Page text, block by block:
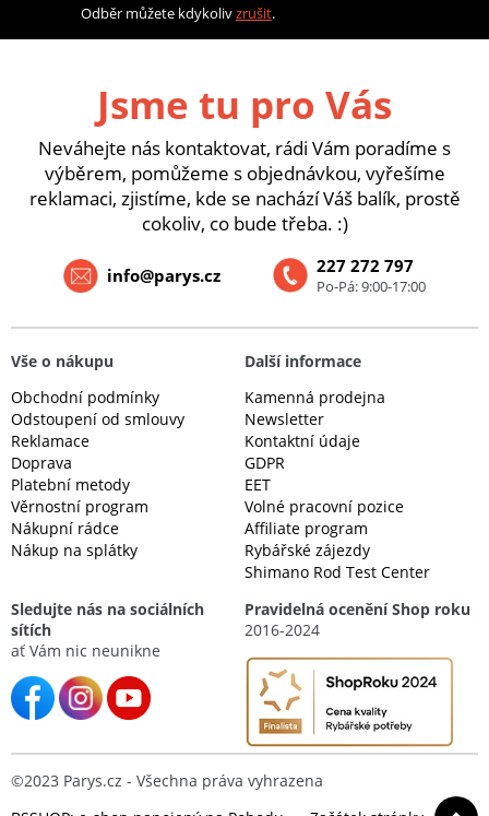
Odběr můžete kdykolivzrušit.
Jsme tu pro Vás
Neváhejte nás kontaktovat, rádi Vám poradíme s
výběrem, pomůžeme s objednávkou, vyřešíme
reklamaci, zjistíme, kde se nachází Váš balík, prostě
cokoliv, co bude třeba. :)
227 272 797
Po-Pá: 9:00-17:00
info@parys.cz
Vše o nákupu
Obchodní podmínky
Odstoupení od smlouvy
Reklamace
Doprava
Platební metody
Věrnostní program
Nákupní rádce
Nákup na splátky
Další informace
Kamenná prodejna
Newsletter
Kontaktní údaje
GDPR
EET
Volné pracovní pozice
Affiliate program
Rybářské zájezdy
Shimano Rod Test Center
Sledujte nás na sociálních
sítích
ať Vám nic neunikne
Pravidelná ocenění Shop roku
2016-2024
©2023 Parys.cz - Všechna práva vyhrazena